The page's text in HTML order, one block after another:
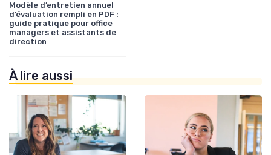
Modèle d’entretien annuel
d’évaluation rempli en PDF :
guide pratique pour office
managers et assistants de
direction
À lire aussi